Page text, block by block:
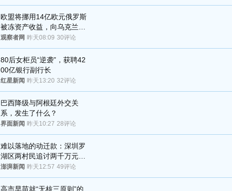
欧盟将挪用14亿欧元俄罗斯
被冻资产收益，向乌克兰提
供援助
观察者网 昨天08:09 30评论
80后女柜员“逆袭”，获聘42
00亿银行副行长
红星新闻 昨天13:20 32评论
巴西降级与阿根廷外交关
系，发生了什么？
界面新闻 昨天10:27 28评论
难以落地的动迁款：深圳罗
湖区两村民追讨两千万元动
迁款八年未果
澎湃新闻 昨天12:57 49评论
高市早苗就“无核三原则”的